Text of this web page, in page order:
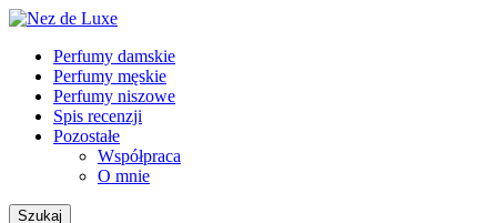
Perfumy damskie
Perfumy męskie
Perfumy niszowe
Spis recenzji
Pozostałe
Współpraca
O mnie
Szukaj